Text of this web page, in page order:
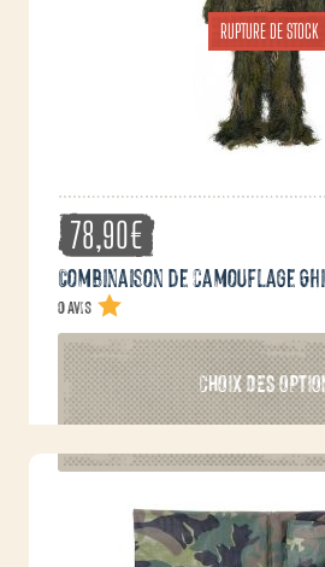
RUPTURE DE STOCK
78,90€
Combinaison de camouflage
0 avis
CHOIX DES